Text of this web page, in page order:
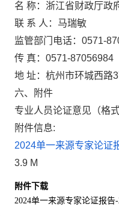
名 称： 浙江省财政厅政
联 系 人： 马瑞敏
监管部门电话： 0571-
传 真： 0571-87056984
地 址： 杭州市环城西路
六、附件
专业人员论证意见（格式
附件信息:
2024单一来源专家论证
3.9 M
附件下载
2024单一来源专家论证报告